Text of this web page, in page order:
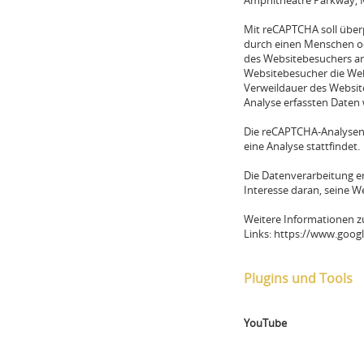
Mit reCAPTCHA soll
durch einen Menschen
des Websitebesuchers
Websitebesucher die
Verweildauer des
Analyse erfassten
Die reCAPTCHA-
eine Analyse stattfindet.
Die Datenverarbeitung
Interesse daran, seine
Weitere Informationen
Links: https://
Plugins und Tools
YouTube